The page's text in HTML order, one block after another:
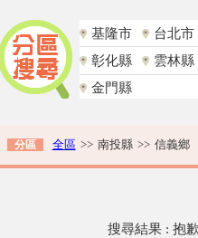
基隆市
台北市
彰化縣
雲林縣
金門縣
分區 全區 >> 南投縣 >> 信義鄉
搜尋結果 : 抱